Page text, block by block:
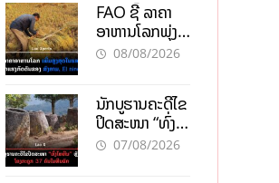
FAO ຊີ້ ລາຄາ
ອາຫານໂລກພຸ່ງ
ສູງສຸດໃນຮອບ 3
ສົງຄາມ, El
nino
08/08/2026
ນັກບູຮານຄະດີໄຂ
ປິດສະໜາ “ທົ່ງ
ໄຫຫີນ” ຫຼັງພົບ
07/08/2026